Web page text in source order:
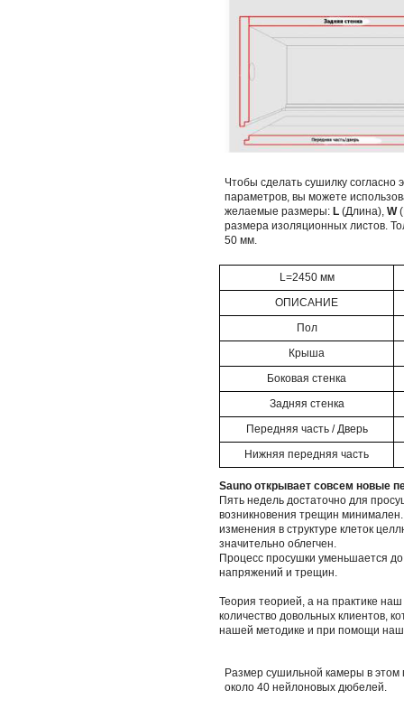
Чтобы сделать сушилку согласно
параметров, вы можете
желаемые размеры: L (Длина), W
размера изоляционных листов.
50 мм.
L=2450 мм
ОПИСАНИЕ
Пол
Крыша
Боковая стенка
Задняя стенка
Передняя часть / Дверь
Нижняя передняя часть
Sauno открывает совсем новые
Пять недель достаточно для
возникновения трещин
изменения в структуре клеток
значительно облегчен.
Процесс просушки уменьшается до
напряжений и трещин.
Теория теорией, а на практике
количество довольных клиентов,
нашей методике и при помощи
Размер сушильной камеры в этом
около 40 нейлоновых дюбелей.